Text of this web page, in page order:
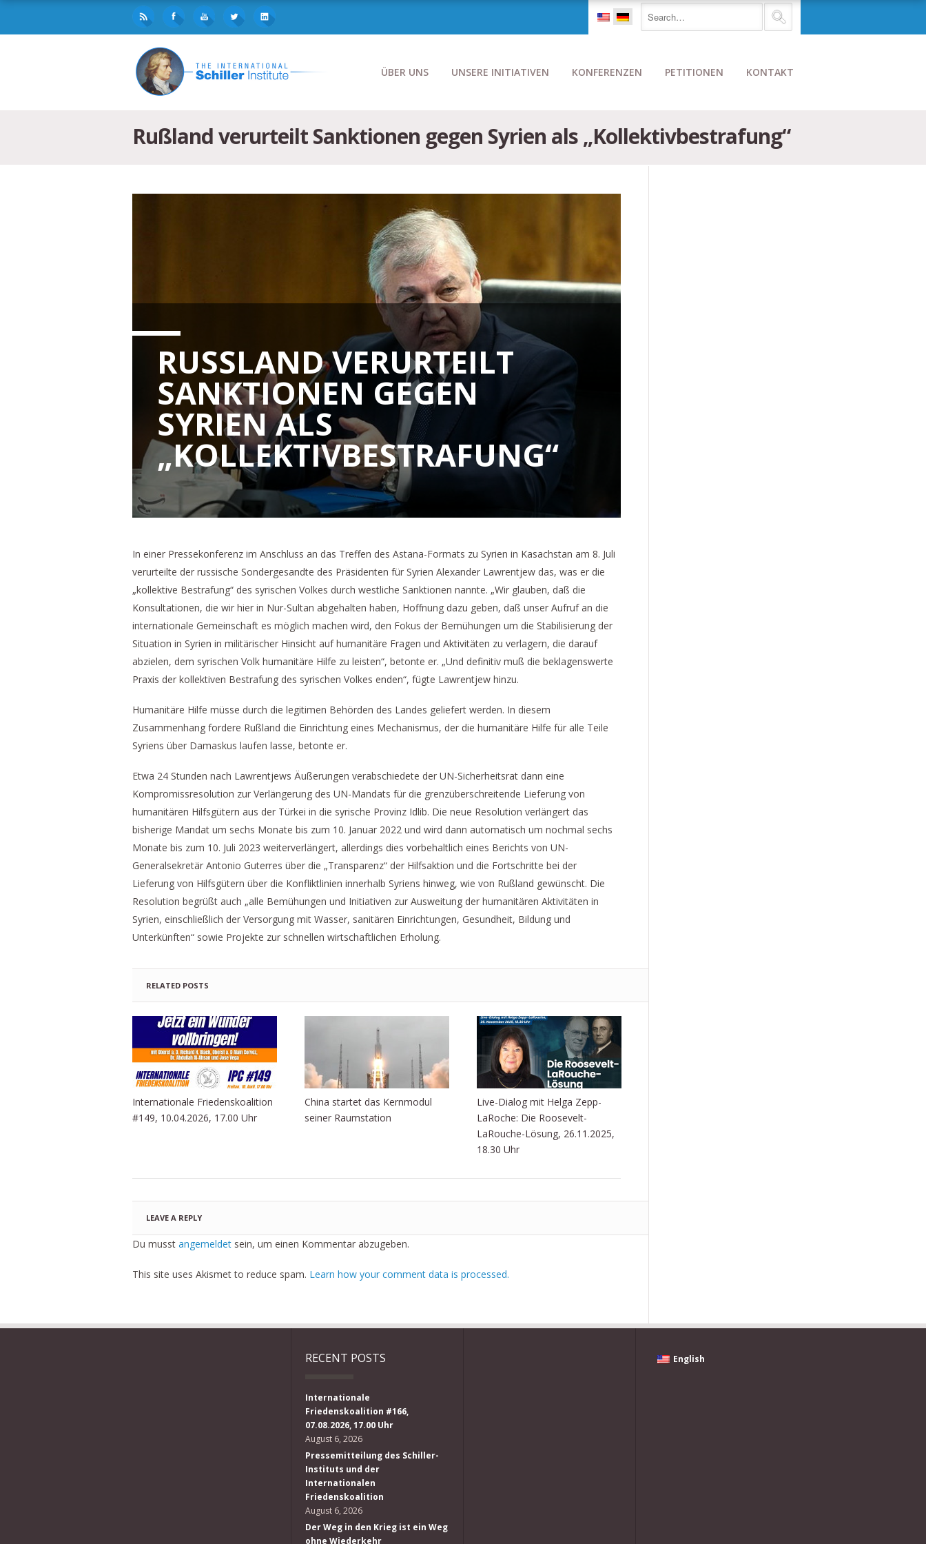
ÜBER UNS UNSERE INITIATIVEN KONFERENZEN PETITIONEN KONTAKT
Rußland verurteilt Sanktionen gegen Syrien als „Kollektivbestrafung“
RUSSLAND VERURTEILT S
ANKTIONEN GEGEN S
YRIEN ALS „
KOLLEKTIVBESTRAFUNG“
In einer Pressekonferenz im Anschluss an das Treffen des Astana-Formats zu Syrien in Kasachstan am 8. Juli
verurteilte der russische Sondergesandte des Präsidenten für Syrien Alexander Lawrentjew das, was er die
„kollektive Bestrafung“ des syrischen Volkes durch westliche Sanktionen nannte. „Wir glauben, daß die
Konsultationen, die wir hier in Nur-Sultan abgehalten haben, Hoffnung dazu geben, daß unser Aufruf an die
internationale Gemeinschaft es möglich machen wird, den Fokus der Bemühungen um die Stabilisierung der
Situation in Syrien in militärischer Hinsicht auf humanitäre Fragen und Aktivitäten zu verlagern, die darauf
abzielen, dem syrischen Volk humanitäre Hilfe zu leisten“, betonte er. „Und definitiv muß die beklagenswerte
Praxis der kollektiven Bestrafung des syrischen Volkes enden“, fügte Lawrentjew hinzu.
Humanitäre Hilfe müsse durch die legitimen Behörden des Landes geliefert werden. In diesem
Zusammenhang fordere Rußland die Einrichtung eines Mechanismus, der die humanitäre Hilfe für alle Teile
Syriens über Damaskus laufen lasse, betonte er.
Etwa 24 Stunden nach Lawrentjews Äußerungen verabschiedete der UN-Sicherheitsrat dann eine
Kompromissresolution zur Verlängerung des UN-Mandats für die grenzüberschreitende Lieferung von
humanitären Hilfsgütern aus der Türkei in die syrische Provinz Idlib. Die neue Resolution verlängert das
bisherige Mandat um sechs Monate bis zum 10. Januar 2022 und wird dann automatisch um nochmal sechs
Monate bis zum 10. Juli 2023 weiterverlängert, allerdings dies vorbehaltlich eines Berichts von UN-
Generalsekretär Antonio Guterres über die „Transparenz“ der Hilfsaktion und die Fortschritte bei der
Lieferung von Hilfsgütern über die Konfliktlinien innerhalb Syriens hinweg, wie von Rußland gewünscht. Die
Resolution begrüßt auch „alle Bemühungen und Initiativen zur Ausweitung der humanitären Aktivitäten in
Syrien, einschließlich der Versorgung mit Wasser, sanitären Einrichtungen, Gesundheit, Bildung und
Unterkünften“ sowie Projekte zur schnellen wirtschaftlichen Erholung.
RELATED POSTS
Internationale Friedenskoalition
#149, 10.04.2026, 17.00 Uhr
China startet das Kernmodul
seiner Raumstation
Live-Dialog mit Helga Zepp-
LaRoche: Die Roosevelt-
LaRouche-Lösung, 26.11.2025,
18.30 Uhr
LEAVE A REPLY
Du musst angemeldet sein, um einen Kommentar abzugeben.
This site uses Akismet to reduce spam. Learn how your comment data is processed.
RECENT POSTS
Internationale
Friedenskoalition #166,
07.08.2026, 17.00 Uhr
August 6, 2026
Pressemitteilung des Schiller-
Instituts und der
Internationalen
Friedenskoalition
August 6, 2026
Der Weg in den Krieg ist ein Weg
ohne Wiederkehr
English